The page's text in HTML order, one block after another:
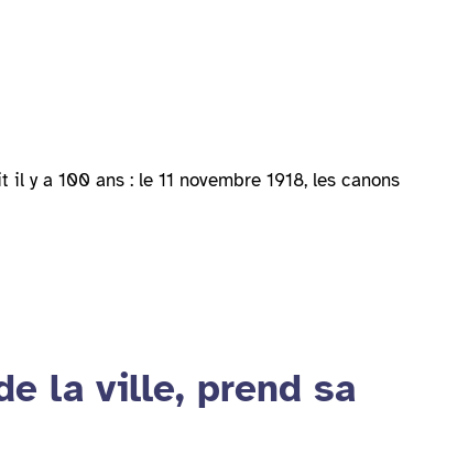
a 100 ans : le 11 novembre 1918, les canons
la ville, prend sa